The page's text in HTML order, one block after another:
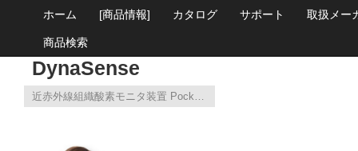
ホーム [商品情報] カタログ サポート 取扱メー
商品検索
DynaSense